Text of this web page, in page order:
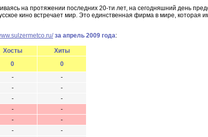
на протяжении последних 20-ти лет, на сегодняшний день
кино встречает мир. Это единственная фирма в мире,
за апрель 2009 года:
Хосты
Хиты
0
0
-
-
-
-
-
-
-
-
-
-
-
-